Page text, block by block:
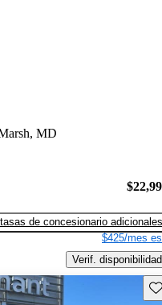
MD
de concesionario adicionales
$425/mes
Verif. disponibilidad